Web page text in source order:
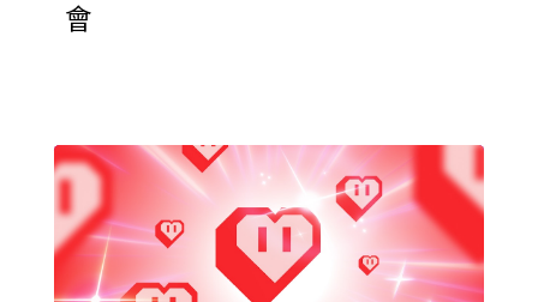
會
在今年情人節散播愛！ 發佈 - Feb 14, 2025